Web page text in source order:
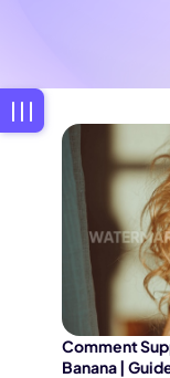
Comment
Banana |